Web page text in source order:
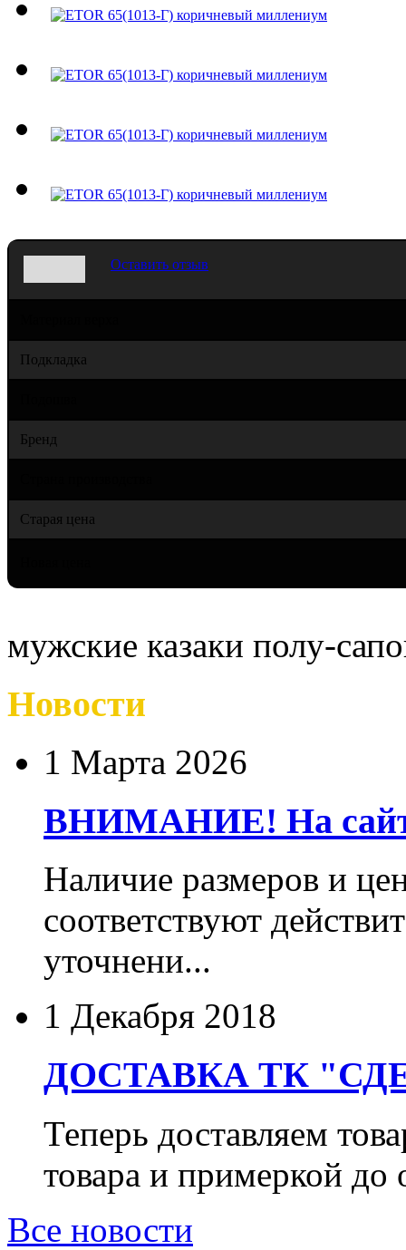
Оставить отзыв
Подкладка
Бренд
Старая цена
мужские казаки полу-
Новости
1 Марта 2026
ВНИМАНИЕ! На сайте
Наличие размеров и
соответствуют
уточнени...
1 Декабря 2018
ДОСТАВКА ТК
Теперь доставляем
товара и примеркой
Все новости